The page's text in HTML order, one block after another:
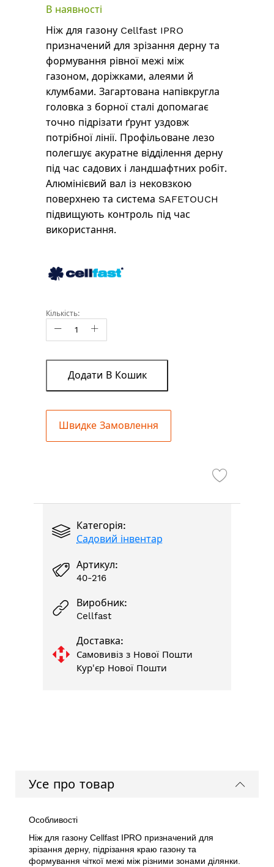
В наявності
Ніж для газону Cellfast IPRO
призначений для зрізання дерну та
формування рівної межі між
газоном, доріжками, алеями й
клумбами. Загартована напівкругла
головка з борної сталі допомагає
точно підрізати ґрунт уздовж
потрібної лінії. Профільоване лезо
полегшує акуратне відділення дерну
під час садових і ландшафтних робіт.
Алюмінієвий вал із нековзкою
поверхнею та система SAFETOUCH
підвищують контроль під час
використання.
Кількість:
Додати В Кошик
Швидке Замовлення
Категорія:
Садовий інвентар
Артикул:
40-216
Виробник:
Cellfast
Доставка:
Самовивіз з Нової Пошти
Кур'єр Нової Пошти
Усе про товар
Особливості
Ніж для газону Cellfast IPRO призначений для
зрізання дерну, підрізання краю газону та
формування чіткої межі між різними зонами ділянки.